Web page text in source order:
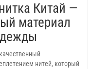
Китай —
материал
нитей, который